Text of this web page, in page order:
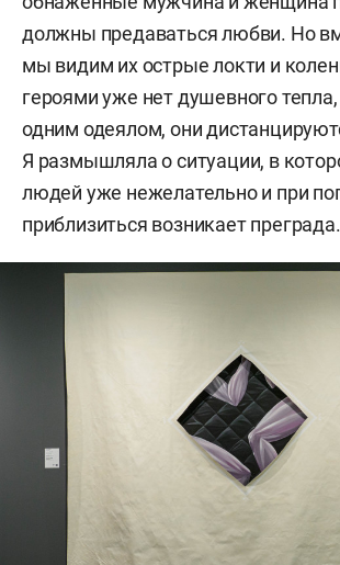
должны предаваться любви. Но
мы видим их острые локти и
героями уже нет душевного
одним одеялом, они
Я размышляла о ситуации, в
людей уже нежелательно и при
приблизиться возникает преграда.